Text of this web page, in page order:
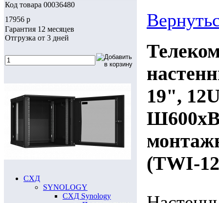
Код товара 00036480
17956 p
Гарантия 12 месяцев
Отгрузка от 3 дней
СХД
SYNOLOGY
СХД Synology
19",
(TWI-